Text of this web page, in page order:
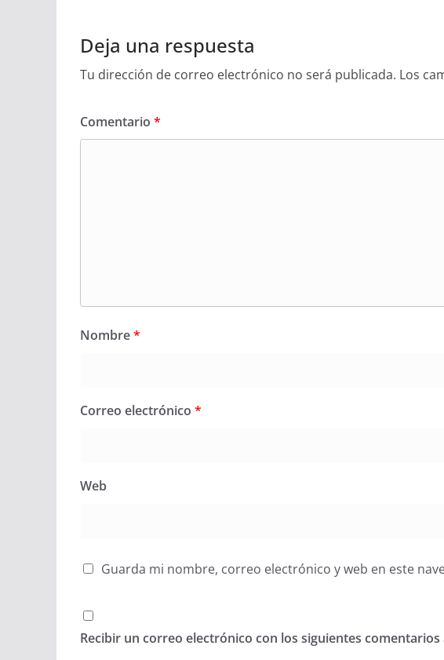
Deja una respuesta
Tu dirección de correo electrónico no será publicada. Los
Comentario *
Nombre*
Correo electrónico *
Web
Guarda mi nombre, correo electrónico y web en este
Recibir un correo electrónico con los siguientes comentarios